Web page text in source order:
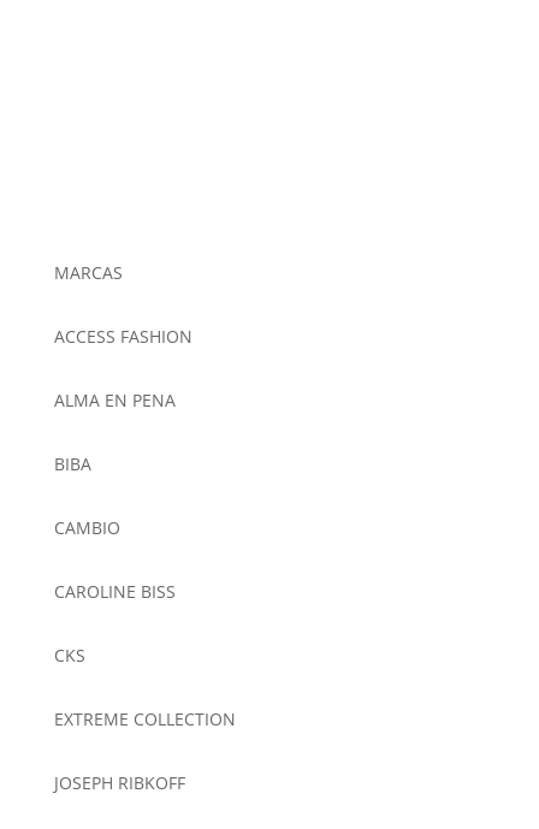
MARCAS
ACCESS FASHION
ALMA EN PENA
BIBA
CAMBIO
CAROLINE BISS
CKS
EXTREME COLLECTION
JOSEPH RIBKOFF